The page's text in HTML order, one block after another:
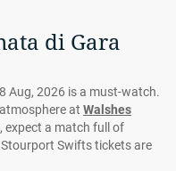
di Gara
Aug, 2026 is a must-watch.
at Walshes
expect a match full of
Swifts tickets are